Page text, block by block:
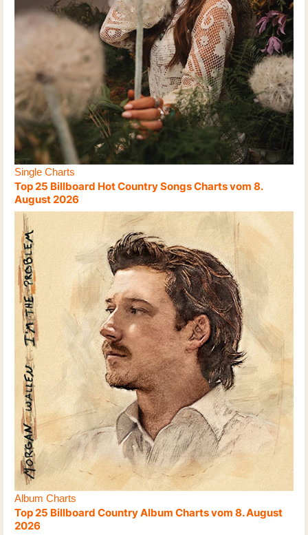
Single Charts
Top 25 Billboard Hot Country Songs Charts vom 8.
August 2026
Album Charts
Top 25 Billboard Country Album Charts vom 8. August
2026